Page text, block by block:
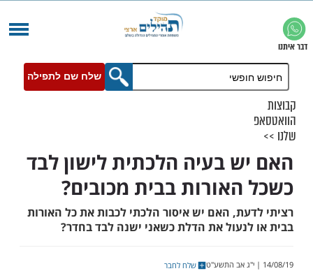
שלח שם לתפילה
בעיה הלכתית לישון לבד
בבית מכובים?
האם יש איסור הלכתי לכבות את כל האורות